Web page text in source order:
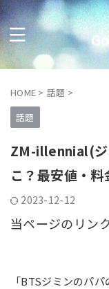
HOME > 話題 >
話題
ZM-illennial(ジ
こ？最安値・料
2023-12-12
当ページのリン
「BTSジミンのパパ